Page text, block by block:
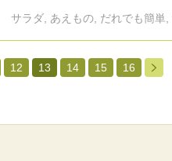
サラダ, あえもの, だれでも簡単
12 13 14 15 16